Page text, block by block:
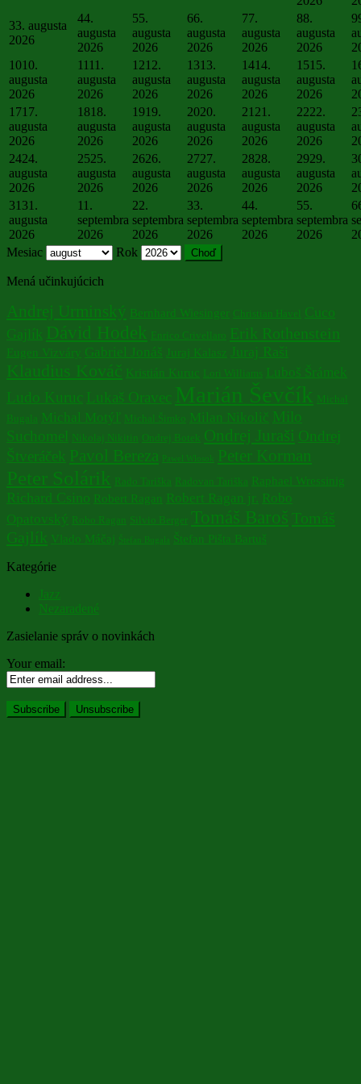
33. augusta
2026
44.
augusta
2026
55.
augusta
2026
66.
augusta
2026
77.
augusta
2026
88.
augusta
2026
9
1010.
augusta
2026
11 11.
augusta
2026
1212.
augusta
2026
1313.
augusta
2026
1414.
augusta
2026
1515.
augusta
2026
1717.
augusta
2026
1818.
augusta
2026
1919.
augusta
2026
2020.
augusta
2026
21 21.
augusta
2026
2222.
augusta
2026
2424.
augusta
2026
2525.
augusta
2026
2626.
augusta
2026
2727.
augusta
2026
2828.
augusta
2026
2929.
augusta
2026
31 31.
augusta
2026
1 1.
septembra
2026
22.
septembra
2026
33.
septembra
2026
44.
septembra
2026
55.
septembra
2026
6
Mesiac
Rok
Mená učinkujúcich
Andrej Urminský Bernhard Wiesinger Christian Havel Cuco
Gajlík Dávid Hodek Enrico Crivellaro Erik Rothenstein
Eugen Vizváry Gabriel Jonáš Juraj Kalasz Juraj Raši
Klaudius Kováč Kristián Kuruc Lori Williams Luboš Šrámek
Ludo Kuruc Lukaš Oravec Marián Ševčík Michal
Bugala Michal Motýľ Michal Šimko Milan Nikolič Milo
Suchomel Nikolaj Nikitin Ondrej Botek Ondrej Juraši Ondrej
Štveráček Pavol Bereza Pawel Wlosok Peter Korman
Peter Solárik Rado Tariška Radovan Tariška Raphael Wressinig
Richard Csino Robert Ragan Robert Ragan jr. Robo
Opatovský Robo Ragan Silvio Berger Tomáš Baroš Tomáš
Gajlík Vlado Máčaj Štefan Bugala Štefan Pišta Bartuš
Kategórie
Jazz
Nezaradené
Zasielanie správ o novinkách
Your email: